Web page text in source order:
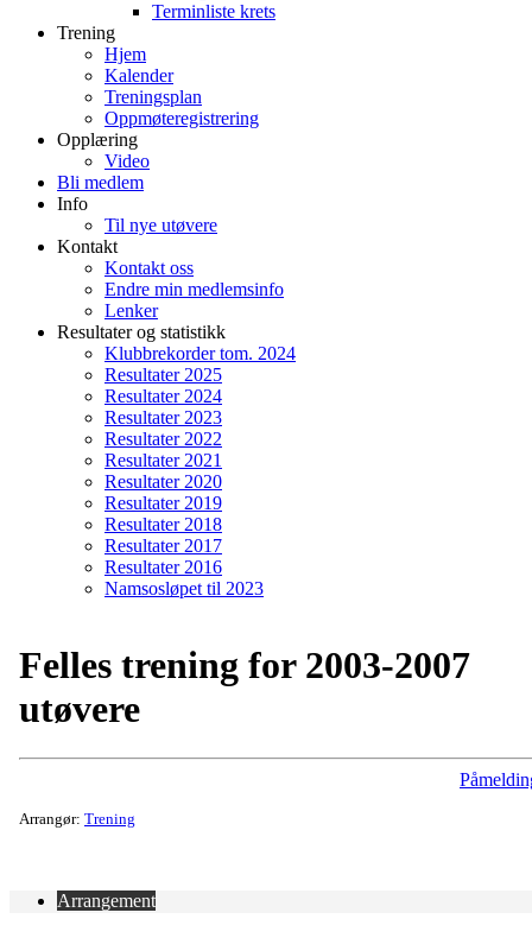
Terminliste krets
Trening
Hjem
Kalender
Treningsplan
Oppmøteregistrering
Opplæring
Video
Bli medlem
Info
Til nye utøvere
Kontakt
Kontakt oss
Endre min medlemsinfo
Lenker
Resultater og statistikk
Klubbrekorder tom. 2024
Resultater 2025
Resultater 2024
Resultater 2023
Resultater 2022
Resultater 2021
Resultater 2020
Resultater 2019
Resultater 2018
Resultater 2017
Resultater 2016
Namsosløpet til 2023
Felles trening for 2003-2007
utøvere
Arrangør: Trening
Arrangement